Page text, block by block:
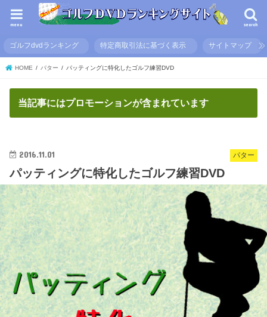
search
menu
ゴルフdvdランキング 特定商取引法に基づく表示 サイトマップ
HOME パター パッティングに特化したゴルフ練習DVD
当記事にはプロモーションが含まれています
パター
2016.11.01
パッティングに特化したゴルフ練習DVD